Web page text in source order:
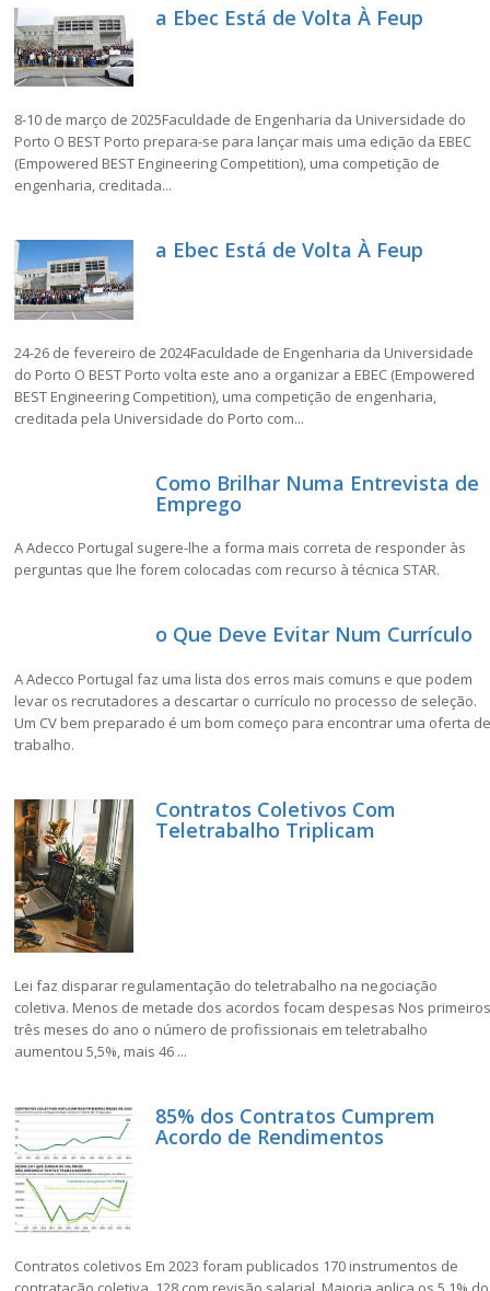
a Ebec Está de Volta À Feup
8-10 de março de 2025Faculdade de Engenharia da Universidade do
Porto O BEST Porto prepara-se para lançar mais uma edição da EBEC
(Empowered BEST Engineering Competition), uma competição de
engenharia, creditada...
a Ebec Está de Volta À Feup
24-26 de fevereiro de 2024Faculdade de Engenharia da Universidade
do Porto O BEST Porto volta este ano a organizar a EBEC (Empowered
BEST Engineering Competition), uma competição de engenharia,
creditada pela Universidade do Porto com...
Como Brilhar Numa Entrevista de
Emprego
A Adecco Portugal sugere-lhe a forma mais correta de responder às
perguntas que lhe forem colocadas com recurso à técnica STAR.
o Que Deve Evitar Num Currículo
A Adecco Portugal faz uma lista dos erros mais comuns e que podem
levar os recrutadores a descartar o currículo no processo de seleção.
Um CV bem preparado é um bom começo para encontrar uma oferta de
trabalho.
Contratos Coletivos Com
Teletrabalho Triplicam
Lei faz disparar regulamentação do teletrabalho na negociação
coletiva. Menos de metade dos acordos focam despesas Nos primeiros
três meses do ano o número de profissionais em teletrabalho
aumentou 5,5%, mais 46 ...
85% dos Contratos Cumprem
Acordo de Rendimentos
Contratos coletivos Em 2023 foram publicados 170 instrumentos de